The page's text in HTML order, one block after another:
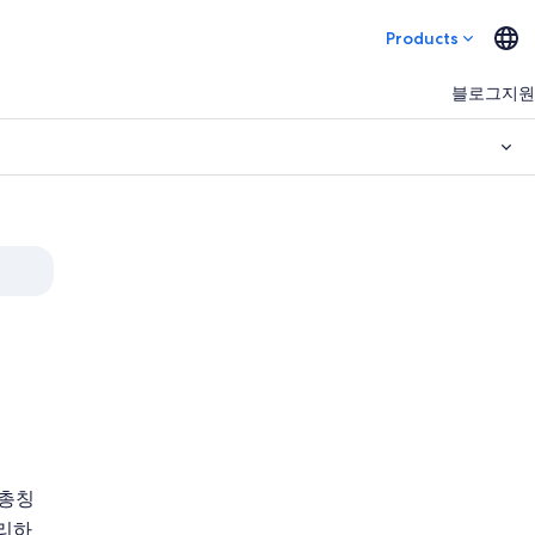
Products
블로그지원
칭
하